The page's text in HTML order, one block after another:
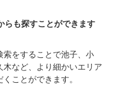
らも探すことができます
をすることで池子、小
など、より細かいエリア
ことができます。